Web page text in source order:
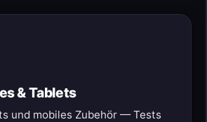
& Tablets
und mobiles Zubehör — Tests